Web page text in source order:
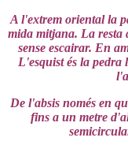
A l'extrem oriental la
mida mitjana. La resta
sense escairar. En
L'esquist és la pedra
De l'absis només en
fins a un metre